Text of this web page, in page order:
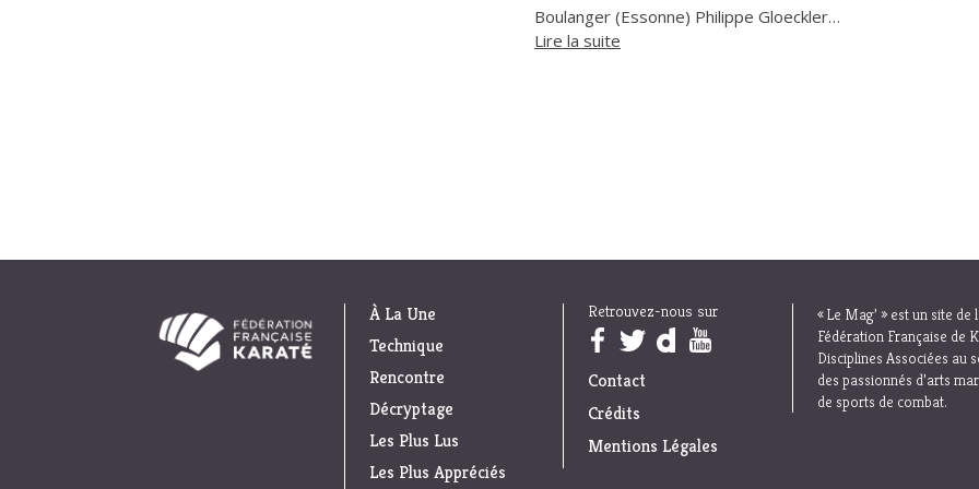
Boulanger (Essonne) Philippe Gloeckler…
Lire la suite
À La Une
Technique
Rencontre
Décryptage
Les Plus Lus
Les Plus Appréciés
Retrouvez-nous sur
Trouvez nous sur :
Contact
Crédits
Mentions Légales
« Le Mag’ » est un site de
Fédération Française de
Disciplines Associées au
des passionnés d’arts
de sports de combat.